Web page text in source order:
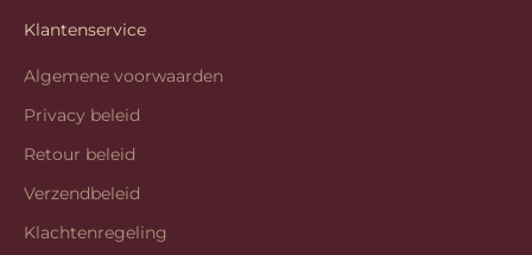
Klantenservice
Algemene voorwaarden
Privacy beleid
Retour beleid
Verzendbeleid
Klachtenregeling